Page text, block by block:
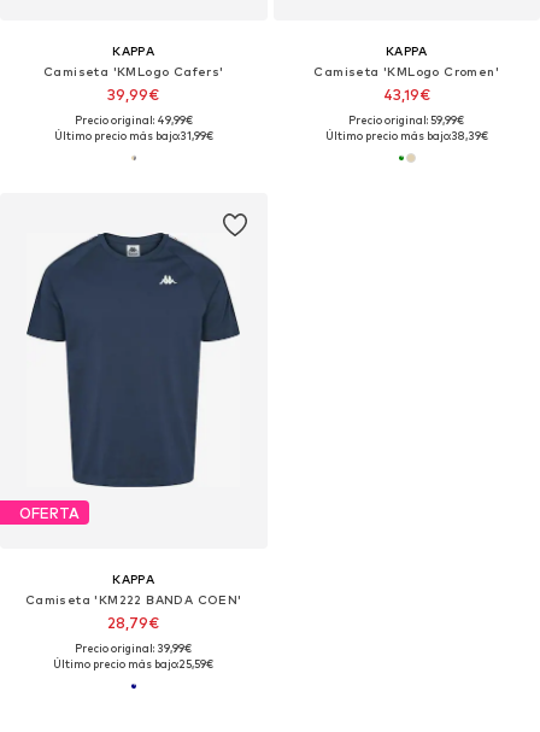
KAPPA
Camiseta 'KMLogo Cafers'
39,99€
Precio original: 49,99€
Último precio más bajo:31,99€
KAPPA
Camiseta 'KMLogo Cromen'
43,19€
Precio original: 59,99€
Último precio más bajo:38,39€
OFERTA
KAPPA
Camiseta 'KM222 BANDA COEN'
28,79€
Precio original: 39,99€
Último precio más bajo:25,59€